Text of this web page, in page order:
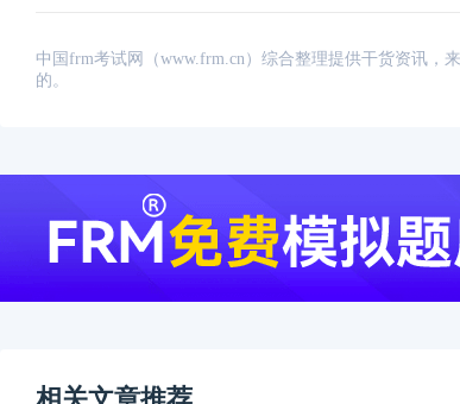
中国frm考试网（www.frm.cn）综合整理提供干货资讯，
的。